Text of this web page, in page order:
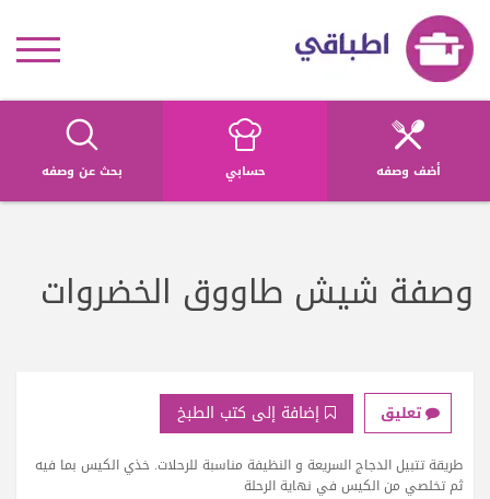
أضف وصفه حسابي بحث عن وصفه
وصفة شيش طاووق الخضروات
تعليق إضافة إلى كتب الطبخ
طريقة تتبيل الدجاج السريعة و النظيفة مناسبة للرحلات. خذي الكيس بما فيه
ثم تخلصي من الكيس في نهاية الرحلة